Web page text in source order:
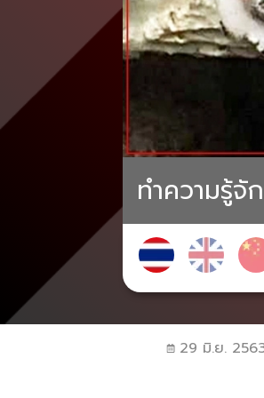
ทำความรู้จั
29 มิ.ย.